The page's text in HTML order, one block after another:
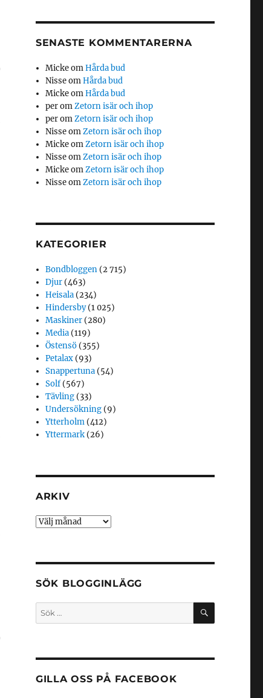
SENASTE KOMMENTARERNA
MickeomHårda bud
NisseomHårda bud
MickeomHårda bud
peromZetorn isär och ihop
peromZetorn isär och ihop
NisseomZetorn isär och ihop
MickeomZetorn isär och ihop
NisseomZetorn isär och ihop
MickeomZetorn isär och ihop
NisseomZetorn isär och ihop
KATEGORIER
Bondbloggen (2 715)
Djur (463)
Heisala (234)
Hindersby(1 025)
Maskiner (280)
Media (119)
Östensö (355)
Petalax (93)
Snappertuna (54)
Solf(567)
Tävling (33)
Undersökning (9)
Ytterholm (412)
Yttermark (26)
ARKIV
Arkiv
SÖK BLOGGINLÄGG
Sök
efter:
SÖK
GILLA OSS PÅ FACEBOOK